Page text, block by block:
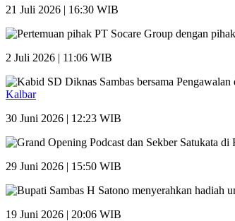
21 Juli 2026 | 16:30 WIB
2 Juli 2026 | 11:06 WIB
Kalbar
30 Juni 2026 | 12:23 WIB
29 Juni 2026 | 15:50 WIB
19 Juni 2026 | 20:06 WIB